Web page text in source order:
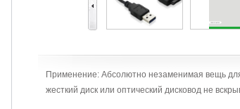
Применение: Абсолютно незаменимая вещь
жесткий диск или оптический дисковод не